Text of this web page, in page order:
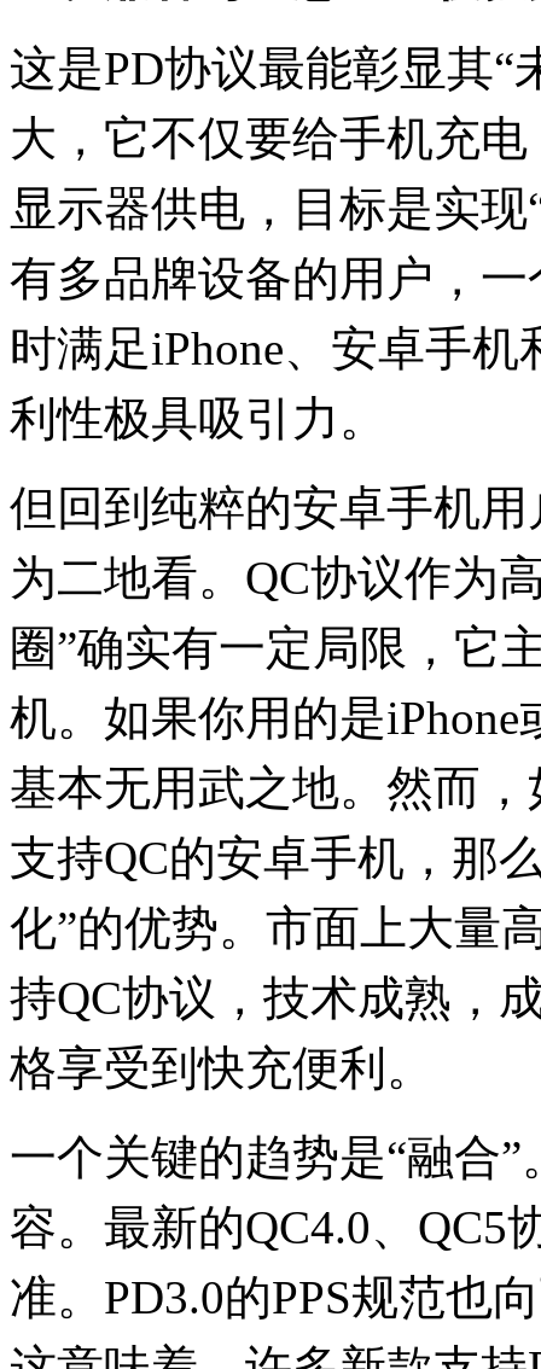
这是PD协议最能彰显其“
大，它不仅要给手机充
显示器供电，目标是实
有多品牌设备的用户，
时满足iPhone、安卓手
利性极具吸引力。
但回到纯粹的安卓手机
为二地看。QC协议作为
圈”确实有一定局限，它
机。如果你用的是iPhone
基本无用武之地。然而
支持QC的安卓手机，那
化”的优势。市面上大量
持QC协议，技术成熟，
格享受到快充便利。
一个关键的趋势是“融合
容。最新的QC4.0、QC5
准。PD3.0的PPS规范也